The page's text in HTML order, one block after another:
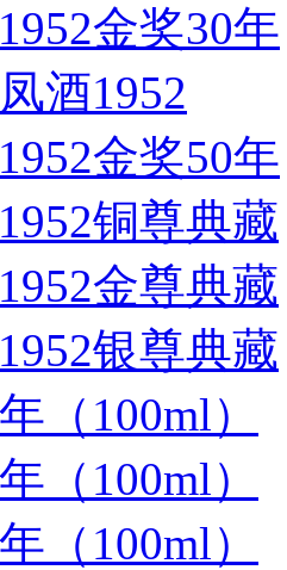
金奖30年
酒1952
金奖50年
铜尊典藏
金尊典藏
银尊典藏
（100ml）
（100ml）
（100ml）